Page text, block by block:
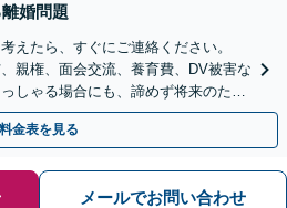
婚問題
えたら、すぐにご連絡ください。
親権、面会交流、養育費、DV被害な
しゃる場合にも、諦めず将来のため
相談】
料金表を見る
メールでお問い合わせ